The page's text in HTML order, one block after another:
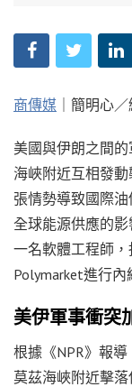
商傳媒 ｜簡明心
美國與伊朗之間
海峽附近互相發
張情勢導致國際
全球能源供應的
一名軟體工程師
Polymarket進行
美伊軍事衝突
根據《NPR》報
莫茲海峽附近擊